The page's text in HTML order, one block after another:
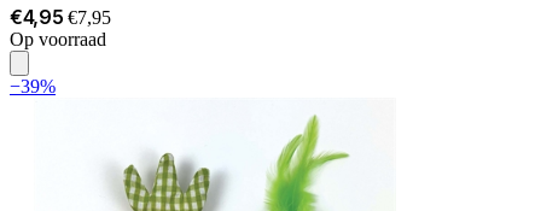
€4,95 €7,95
Op voorraad
−39%